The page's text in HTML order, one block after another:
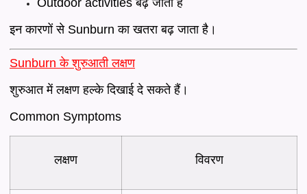
इन कारणों से Sunburn का खतरा बढ़ जाता है।
Sunburn के शुरुआती लक्षण
शुरुआत में लक्षण हल्के दिखाई दे सकते हैं।
Common Symptoms
लक्षण विवरण